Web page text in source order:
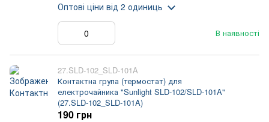
В наявності
Оптові ціни від 2 одиниць
27.SLD-102_SLD-101A
Контактна група (термостат) для
електрочайника "Sunlight SLD-102/SLD-101A"
(27.SLD-102_SLD-101A)
190 грн